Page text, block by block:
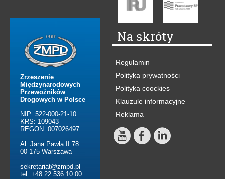
Zrzeszenie
Międzynarodowych
Przewoźników
Drogowych w Polsce
NIP: 522-000-21-10
KRS: 109043
REGON: 007026497
Al. Jana Pawła II 78
00-175 Warszawa
sekretariat@zmpd.pl
tel. +48 22 536 10 00
Na skróty
- Regulamin
- Polityka prywatności
- Polityka coockies
- Klauzule informacyjne
- Reklama